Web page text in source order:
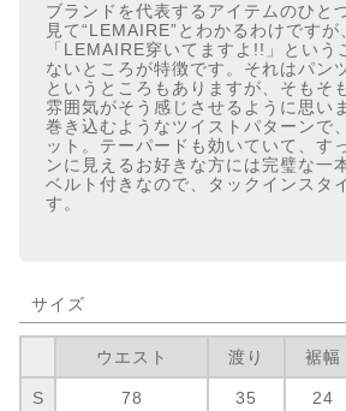
ブランドを代表するアイテムのひと
見て“LEMAIRE”とわかるわけですが
「LEMAIRE穿いてますよ!!」という
ないところが特徴です。それはパン
というところもありますが、そもそ
雰囲気がそう感じさせるように思い
巻き込むようなツイストパターンで
ット。テーパードも効いていて、す
ンに見えるお好きな方には完璧な一
ベルト付きなので、タックインスタ
す。
サイズ
ウエスト 渡り 裾幅
S 78 35 24